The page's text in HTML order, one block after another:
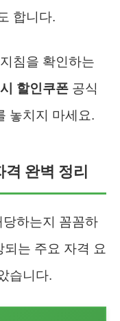
합니다.
침을 확인하는
할인쿠폰 공식
놓치지 마세요.
완벽 정리
하는지 꼼꼼하
는 주요 자격 요
습니다.